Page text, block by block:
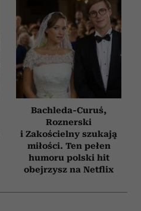
Bachleda-Curuś,
Roznerski
i Zakościelny szukają
miłości. Ten pełen
humoru polski hit
obejrzysz na Netflix